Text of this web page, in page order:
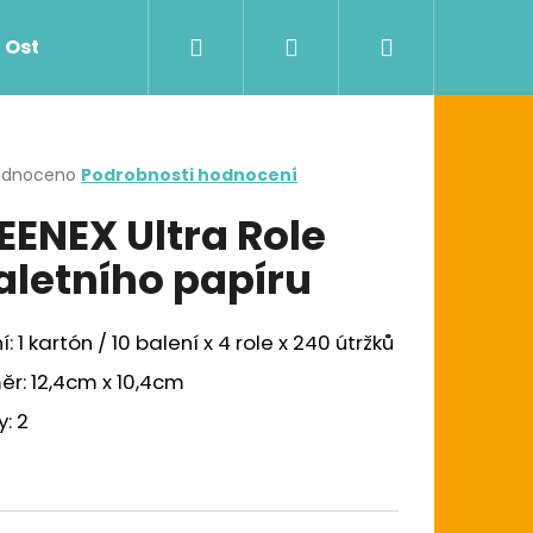
Ostatní Zdravotnictví Dávkovače
Přihlášení
Podrobnosti hodnocení
Ultra Role
papíru
1 kartón / 10 balení x 4 role x 240 útržků
12,4cm x 10,4cm
2
UTĚRKA W1/W2/W3